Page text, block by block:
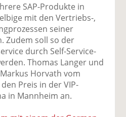
SAP-Produkte in
mit den Vertriebs-,
seiner
Zudem soll so der
durch Self-Service-
Thomas Langer und
Horvath vom
Preis in der VIP-
in Mannheim an.